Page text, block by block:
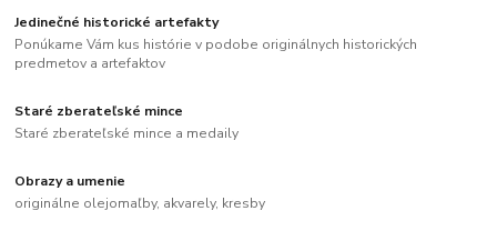
Jedinečné historické artefakty
Ponúkame Vám kus histórie v podobe originálnych historických
predmetov a artefaktov
Staré zberateľské mince
Staré zberateľské mince a medaily
Obrazy a umenie
originálne olejomaľby, akvarely, kresby